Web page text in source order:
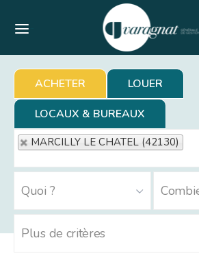
ACHETER
LOUER
LOCAUX & BUREAUX
MARCILLY LE CHATEL (42130)